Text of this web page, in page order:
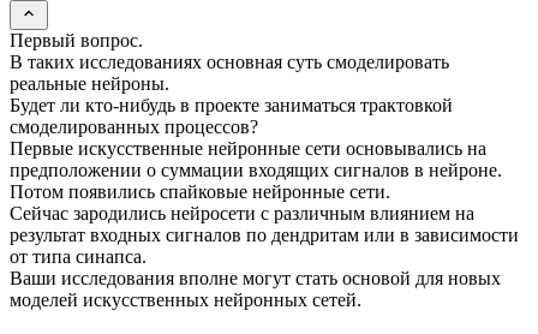
Первый вопрос.
В таких исследованиях основная суть смоделировать
реальные нейроны.
Будет ли кто-нибудь в проекте заниматься трактовкой
смоделированных процессов?
Первые искусственные нейронные сети основывались на
предположении о суммации входящих сигналов в нейроне.
Потом появились спайковые нейронные сети.
Сейчас зародились нейросети с различным влиянием на
результат входных сигналов по дендритам или в зависимости
от типа синапса.
Ваши исследования вполне могут стать основой для новых
моделей искусственных нейронных сетей.